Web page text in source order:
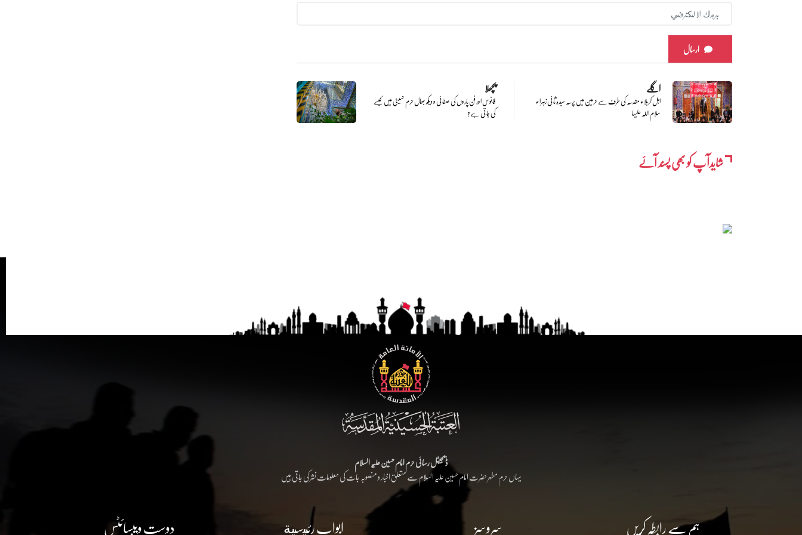
ارسال
پچھلا
فانوس اور فن پاروں کی صفائی و دیکھ بھال حرم حسینی میں کیسے
کی جاتی ہے؟
اگلے
اہل کربلاء مقدسہ کی طرف سے حرمین میں پرسہ سیدہ ثانی زہراء
سلام اللہ علیہا
شایدآپ کو بھی پسند آئے
ڈیجیٹل رسائی حرم امام حسین علیہ السلام
یہاں حرم مطہر حضرت امام حسین علیہ السلام سے متعلق اخبار و منصوبہ جات کی معلومات نشر کی جاتی ہیں
ہم سے رابطہ کریں سروسز ابواب رئيسية دوست ویبسائٹس